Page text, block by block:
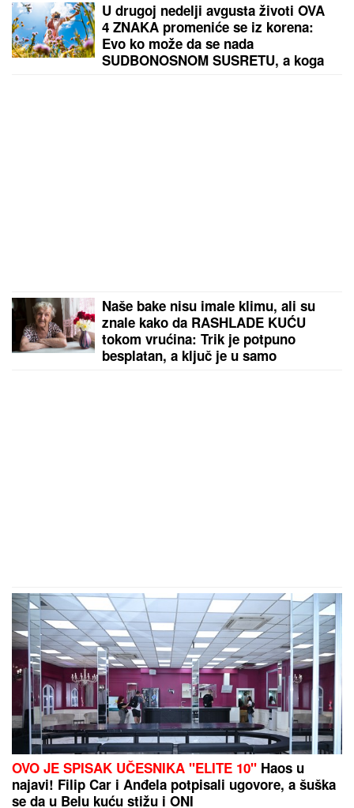
U drugoj nedelji avgusta životi OVA
4 ZNAKA promeniće se iz korena:
Evo ko može da se nada
SUDBONOSNOM SUSRETU, a koga
Naše bake nisu imale klimu, ali su
znale kako da RASHLADE KUĆU
tokom vrućina: Trik je potpuno
besplatan, a ključ je u samo
OVO JE SPISAK UČESNIKA "ELITE 10" Haos u
najavi! Filip Car i Anđela potpisali ugovore, a šuška
se da u Belu kuću stižu i ONI